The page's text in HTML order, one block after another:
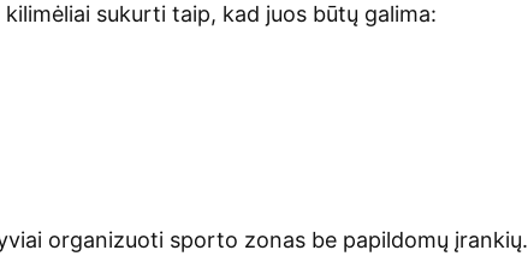
kilimėliai sukurti taip, kad juos būtų galima:
organizuoti sporto zonas be papildomų įrankių.